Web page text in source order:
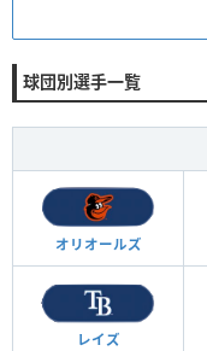
球団別選手一覧
オリオールズ
レイズ